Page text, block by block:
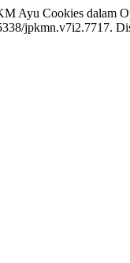
Cookies dalam
jpkmn.v7i2.7717.